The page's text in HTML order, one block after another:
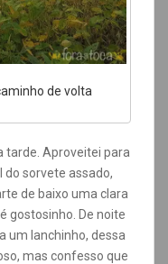
de volta
tarde. Aproveitei para
do sorvete assado,
de baixo uma clara
gostosinho. De noite
um lanchinho, dessa
mas confesso que